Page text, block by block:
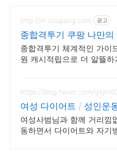
http://m.coupang.com 광고
종합격투기 쿠팡 나만
종합격투기 체계적인 가이
원 캐시적립으로 더 알뜰하
https://blog.naver.com/lysjm00
여성 다이어트 / 성인운
여성사범님과 함께 거리낌
동하면서 다이어트와 자기